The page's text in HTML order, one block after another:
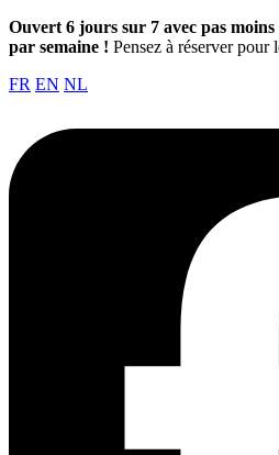
Ouvert 6 jours sur 7 avec pas moins
par semaine ! Pensez à réserver pour
FR EN NL